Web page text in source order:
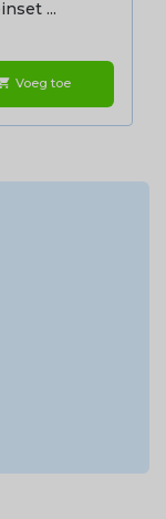
...
Voeg toe